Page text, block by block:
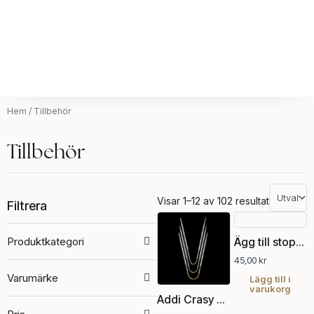
Hem / Tillbehör
Tillbehör
Filtrera
Produktkategori
Varumärke
Visar 1–12 av 102 resultat
Addi Crasy Trio
Den
produkten
varianter.
De
Ägg till stoppning
45,00kr
Lägg till i
varukorg